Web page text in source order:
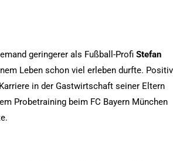
geringerer als Fußball-ProfiStefan
Leben schon viel erleben durfte.
in der Gastwirtschaft seiner Eltern
Probetraining beim FC Bayern München